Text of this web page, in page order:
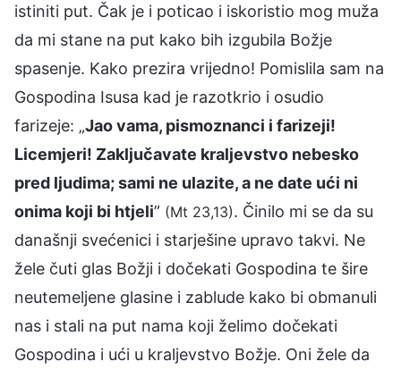
istiniti put. Čak je i poticao i iskoristio mog muža
da mi stane na put kako bih izgubila Božje
spasenje. Kako prezira vrijedno! Pomislila sam na
Gospodina Isusa kad je razotkrio i osudio
farizeje: „Jao vama, pismoznanci i farizeji!
Licemjeri! Zaključavate kraljevstvo nebesko
pred ljudima; sami ne ulazite, a ne date ući ni
onima koji bi htjeli” (Mt 23,13). Činilo mi se da su
današnji svećenici i starješine upravo takvi. Ne
žele čuti glas Božji i dočekati Gospodina te šire
neutemeljene glasine i zablude kako bi obmanuli
nas i stali na put nama koji želimo dočekati
Gospodina i ući u kraljevstvo Božje. Oni žele da